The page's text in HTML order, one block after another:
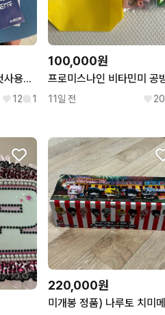
소니a7c2 블랙 800컷사용한 신동급 판매합니다
12 1
100,000원
11일 전 20
220,000원